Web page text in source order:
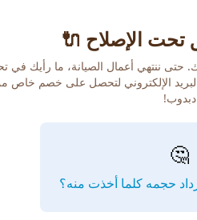
تحت الإصلاح 🔌
حتى ننتهي أعمال الصيانة، ما رأيك في
الإلكتروني لتحصل على خصم خاص
دبدوب!
🤔
حجمه كلما أخذت منه؟